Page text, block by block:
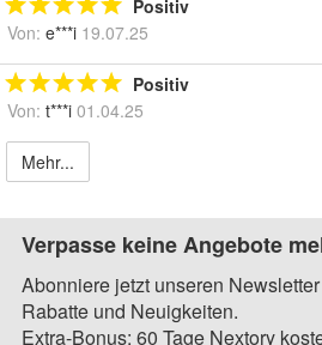
Positiv
Von: e***i 19.07.25
Positiv
Von: t***i 01.04.25
Mehr...
Verpasse keine Angebote
Abonniere jetzt unseren
Rabatte und Neuigkeiten.
Extra-Bonus: 60 Tage Nextory